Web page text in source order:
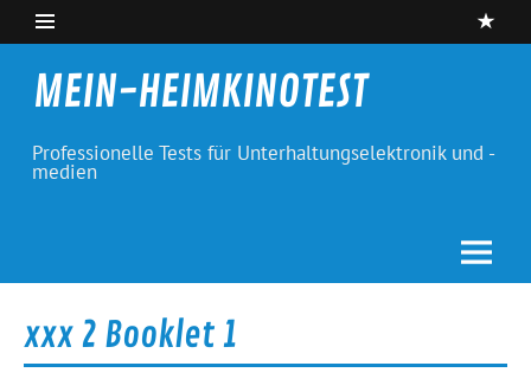
Skip
content
MEIN-HEIMKINOTEST
Professionelle Tests für Unterhaltungselektronik und -
medien
xxx 2 Booklet 1